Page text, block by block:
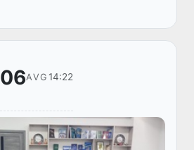
06AVG 14:22